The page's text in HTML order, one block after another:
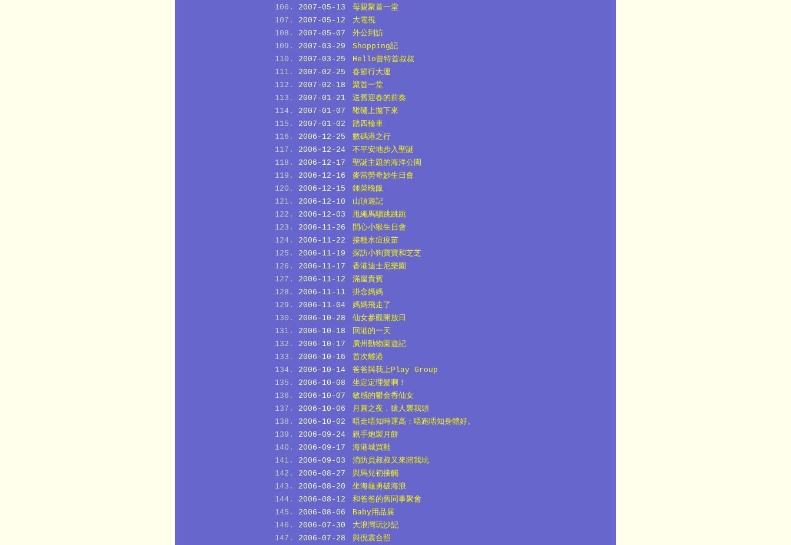
2007-05-13
母親聚首一堂
2007-05-12
大電視
2007-05-07
外公到訪
2007-03-29
Shopping記
2007-03-25
Hello曾特首叔叔
2007-02-25
春節行大運
2007-02-18
聚首一堂
2007-01-21
送舊迎春的前奏
2007-01-07
鞦韆上拋下來
2007-01-02
踏四輪車
2006-12-25
數碼港之行
2006-12-24
不平安地步入聖誕
2006-12-17
聖誕主題的海洋公園
2006-12-16
麥當勞奇妙生日會
2006-12-15
鍾菜晚飯
2006-12-10
山頂遊記
2006-12-03
甩繩馬騮跳跳跳
2006-11-26
開心小猴生日會
2006-11-22
接種水痘疫苗
2006-11-19
探訪小狗寶寶和芝芝
2006-11-17
香港迪士尼樂園
2006-11-12
滿屋貴賓
2006-11-11
掛念媽媽
2006-11-04
媽媽飛走了
2006-10-28
仙女參觀開放日
2006-10-18
回港的一天
2006-10-17
廣州動物園遊記
2006-10-16
首次離港
2006-10-14
爸爸與我上Play Group
2006-10-08
坐定定理髮啊！
2006-10-07
敏感的鬱金香仙女
2006-10-06
月圓之夜，猿人襲我頭
2006-10-02
唔走唔知時運高；唔跑唔知身體好。
2006-09-24
親手炮製月餅
2006-09-17
海港城買鞋
2006-09-03
消防員叔叔又來陪我玩
2006-08-27
與馬兒初接觸
2006-08-20
坐海龜勇破海浪
2006-08-12
和爸爸的舊同事聚會
2006-08-06
Baby用品展
2006-07-30
大浪灣玩沙記
2006-07-28
與倪震合照